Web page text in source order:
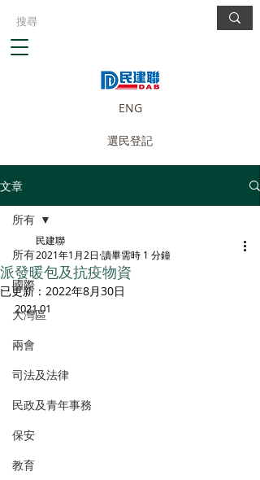
ENG
選民登記
文章
所有
國際
大灣區
兩會
司法及法律
民政及青年事務
保安
教育
所有
派發暖包及抗疫物資
民建聯
2021年1月2日 讀畢需時 1 分鐘
已更新： 2022年8月30日
2021.01